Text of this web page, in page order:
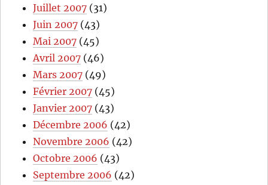
Juillet 2007 (31)
Juin 2007 (43)
Mai 2007 (45)
Avril 2007 (46)
Mars 2007 (49)
Février 2007 (45)
Janvier 2007 (43)
Décembre 2006 (42)
Novembre 2006 (42)
Octobre 2006 (43)
Septembre 2006 (42)